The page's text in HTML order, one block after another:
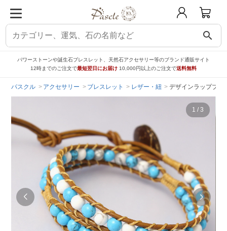
search
パワーストーンや誕生石ブレスレット、天然石アクセサリー等のブランド通販サイト
12時までのご注文で最短翌日にお届け 10,000円以上のご注文で送料無料
パスクル アクセサリー ブレスレット レザー・紐 デザインラップブレ
1 / 3